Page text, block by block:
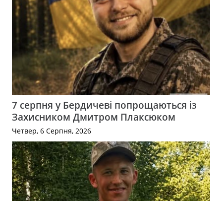
7 серпня у Бердичеві попрощаються із
Захисником Дмитром Плаксюком
Четвер, 6 Серпня, 2026